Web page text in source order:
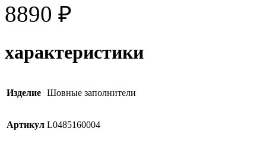
8890 ₽
характеристики
Изделие Шовные заполнители
Артикул L0485160004